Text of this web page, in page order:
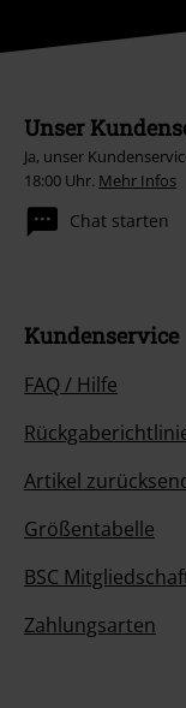
Unser
Ja, unser
18:00 Uhr. Mehr Infos
Chat starten
Kundenservice
FAQ / Hilfe
Artikel
Größentabelle
BSC
Zahlungsarten